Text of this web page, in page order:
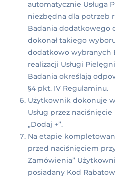
automatycznie Usługa
niezbędna dla potrzeb
Badania dodatkowego
dokonał takiego
dodatkowo wybranych
realizacji Usługi
Badania określają
§4 pkt. IV Regulaminu.
Użytkownik dokonuje
Usług przez
„Dodaj +”.
Na etapie
przed naciśnięciem
Zamówienia”
posiadany Kod